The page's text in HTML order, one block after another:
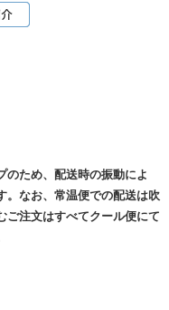
のため、配送時の振動によ
。なお、常温便での配送は吹
ご注文はすべてクール便にて